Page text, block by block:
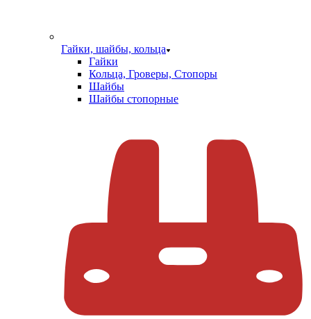
Гайки, шайбы, кольца
Гайки
Кольца, Гроверы, Стопоры
Шайбы
Шайбы стопорные